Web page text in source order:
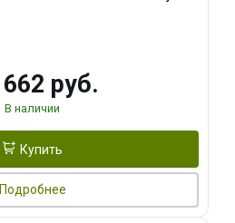
GDDR6 DVI DP HDMI 2/
руб.
В наличии
Купить
Подробнее